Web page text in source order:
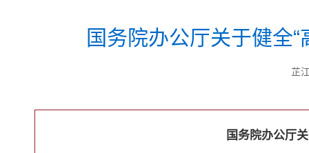
国务院办公厅关于健全
芷
国务院办公厅